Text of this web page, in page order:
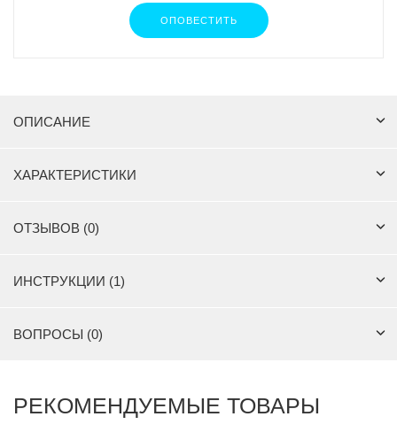
ОПОВЕСТИТЬ
ОПИСАНИЕ
ХАРАКТЕРИСТИКИ
ОТЗЫВОВ (0)
ИНСТРУКЦИИ (1)
ВОПРОСЫ (0)
РЕКОМЕНДУЕМЫЕ ТОВАРЫ